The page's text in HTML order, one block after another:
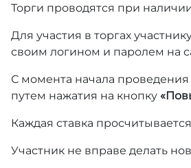
Торги проводятся при
Для участия в торгах
своим логином и паролем на
С момента начала проведения
путем нажатия на кнопку
Каждая ставка
Участник не вправе делать